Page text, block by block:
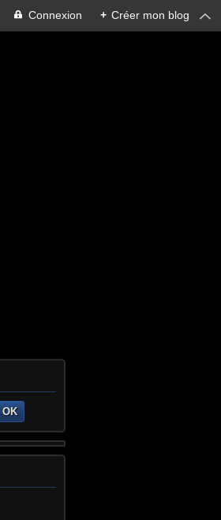
Connexion + Créer mon blog
OK